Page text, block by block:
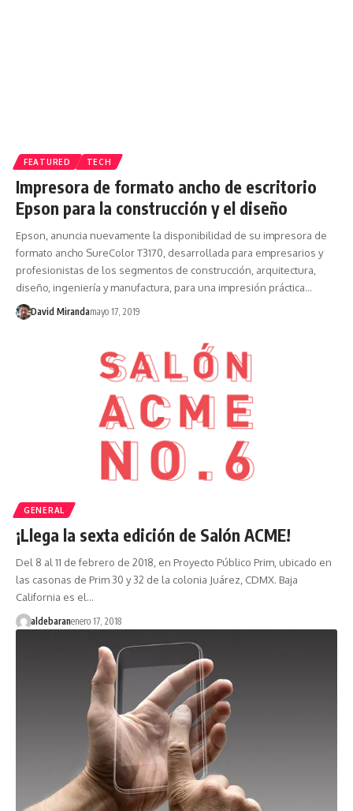
FEATURED TECH
Impresora de formato ancho de escritorio
Epson para la construcción y el diseño
Epson, anuncia nuevamente la disponibilidad de su impresora de
formato ancho SureColor T3170, desarrollada para empresarios y
profesionistas de los segmentos de construcción, arquitectura,
diseño, ingeniería y manufactura, para una impresión práctica…
David Mirandamayo 17, 2019
GENERAL
¡Llega la sexta edición de Salón ACME!
Del 8 al 11 de febrero de 2018, en Proyecto Público Prim, ubicado en
las casonas de Prim 30 y 32 de la colonia Juárez, CDMX. Baja
California es el…
aldebaranenero 17, 2018